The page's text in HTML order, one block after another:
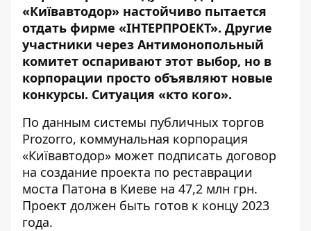
«Київавтодор» настойчиво пытается
отдать фирме «ІНТЕРПРОЕКТ». Другие
участники через Антимонопольный
комитет оспаривают этот выбор, но в
корпорации просто объявляют новые
конкурсы. Ситуация «кто кого».
По данным системы публичных торгов
Prozorro, коммунальная корпорация
«Київавтодор» может подписать договор
на создание проекта по реставрации
моста Патона в Киеве на 47,2 млн грн.
Проект должен быть готов к концу 2023
года.